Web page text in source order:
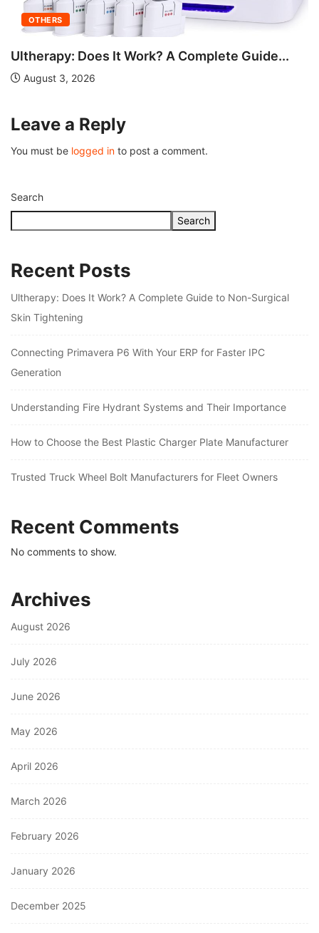
OTHERS
Ultherapy: Does It Work? A Complete Guide...
August 3, 2026
Leave a Reply
You must be logged in to post a comment.
Search
Search
Recent Posts
Ultherapy: Does It Work? A Complete Guide to Non-Surgical
Skin Tightening
Connecting Primavera P6 With Your ERP for Faster IPC
Generation
Understanding Fire Hydrant Systems and Their Importance
How to Choose the Best Plastic Charger Plate Manufacturer
Trusted Truck Wheel Bolt Manufacturers for Fleet Owners
Recent Comments
No comments to show.
Archives
August 2026
July 2026
June 2026
May 2026
April 2026
March 2026
February 2026
January 2026
December 2025